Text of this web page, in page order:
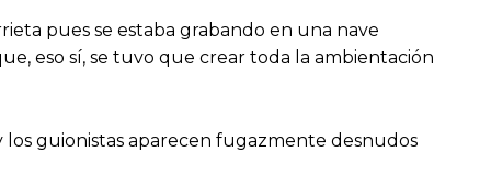
pues se estaba grabando en una nave
eso sí, se tuvo que crear toda la ambientación
los guionistas aparecen fugazmente desnudos